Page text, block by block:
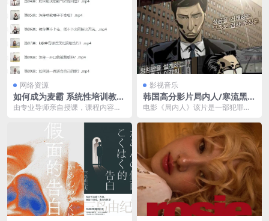
网络资源
如何成为麦霸 系统性培训教你
学会唱歌 高价付费课程
由专业导师亲自授课，课程内容涵
巧的各个方面，帮助学...
影视音乐
韩国高分影片局内人/寒流黑金
(港)/万恶新世界(台) 내부자들
电影《局内人》该片是一部犯罪动
会议员、大企业委员、...